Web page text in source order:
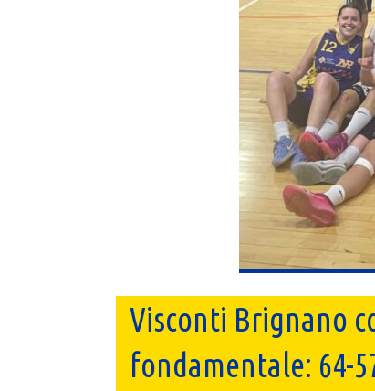
Visconti Brignano
fondamentale: 64-